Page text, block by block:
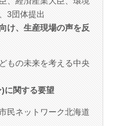
3団体提出
け、生産現場の声を反
もの未来を考える中央
に関する要望
民ネットワーク北海道